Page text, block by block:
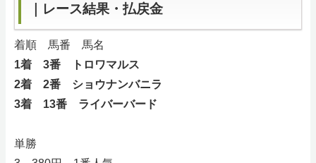
｜レース結果・払戻金
着順 馬番 馬名
1着 3番 トロワマルス
2着 2番 ショウナンバニラ
3着 13番 ライバーバード
単勝